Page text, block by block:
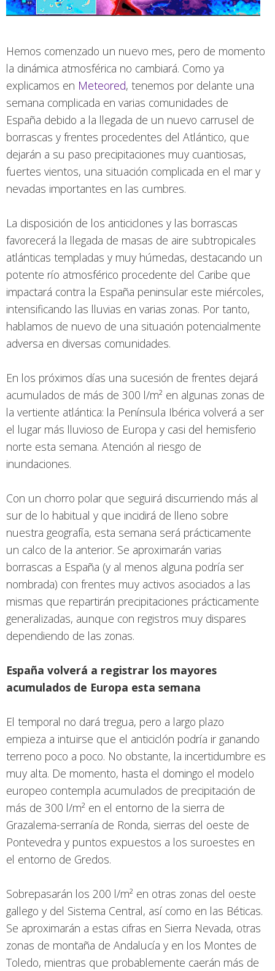
Hemos comenzado un nuevo mes, pero de momento
la dinámica atmosférica no cambiará. Como ya
explicamos en Meteored, tenemos por delante una
semana complicada en varias comunidades de
España debido a la llegada de un nuevo carrusel de
borrascas y frentes procedentes del Atlántico, que
dejarán a su paso precipitaciones muy cuantiosas,
fuertes vientos, una situación complicada en el mar y
nevadas importantes en las cumbres.
La disposición de los anticiclones y las borrascas
favorecerá la llegada de masas de aire subtropicales
atlánticas templadas y muy húmedas, destacando un
potente río atmosférico procedente del Caribe que
impactará contra la España peninsular este miércoles,
intensificando las lluvias en varias zonas. Por tanto,
hablamos de nuevo de una situación potencialmente
adversa en diversas comunidades.
En los próximos días una sucesión de frentes dejará
acumulados de más de 300 l/m² en algunas zonas de
la vertiente atlántica: la Península Ibérica volverá a ser
el lugar más lluvioso de Europa y casi del hemisferio
norte esta semana. Atención al riesgo de
inundaciones.
Con un chorro polar que seguirá discurriendo más al
sur de lo habitual y que incidirá de lleno sobre
nuestra geografía, esta semana será prácticamente
un calco de la anterior. Se aproximarán varias
borrascas a España (y al menos alguna podría ser
nombrada) con frentes muy activos asociados a las
mismas que repartirán precipitaciones prácticamente
generalizadas, aunque con registros muy dispares
dependiendo de las zonas.
España volverá a registrar los mayores
acumulados de Europa esta semana
El temporal no dará tregua, pero a largo plazo
empieza a intuirse que el anticiclón podría ir ganando
terreno poco a poco. No obstante, la incertidumbre es
muy alta. De momento, hasta el domingo el modelo
europeo contempla acumulados de precipitación de
más de 300 l/m² en el entorno de la sierra de
Grazalema-serranía de Ronda, sierras del oeste de
Pontevedra y puntos expuestos a los suroestes en
el entorno de Gredos.
Sobrepasarán los 200 l/m² en otras zonas del oeste
gallego y del Sistema Central, así como en las Béticas.
Se aproximarán a estas cifras en Sierra Nevada, otras
zonas de montaña de Andalucía y en los Montes de
Toledo, mientras que probablemente caerán más de